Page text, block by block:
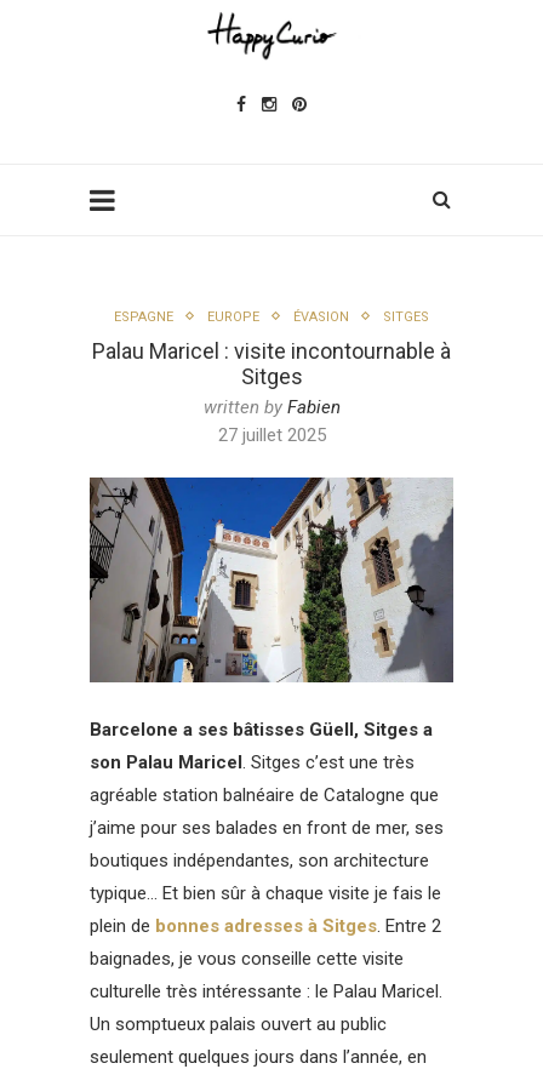
ESPAGNE EUROPE ÉVASION SITGES
Palau Maricel : visite incontournable à
Sitges
written by Fabien
27 juillet 2025
Barcelone a ses bâtisses Güell, Sitges a
son Palau Maricel. Sitges c’est une très
agréable station balnéaire de Catalogne que
j’aime pour ses balades en front de mer, ses
boutiques indépendantes, son architecture
typique… Et bien sûr à chaque visite je fais le
plein de bonnes adresses à Sitges. Entre 2
baignades, je vous conseille cette visite
culturelle très intéressante : le Palau Maricel.
Un somptueux palais ouvert au public
seulement quelques jours dans l’année, en